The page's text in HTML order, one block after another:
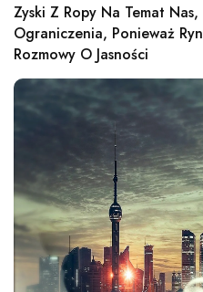
Zyski Z Ropy Na Temat
Ograniczenia, Ponieważ
Rozmowy O Jasności